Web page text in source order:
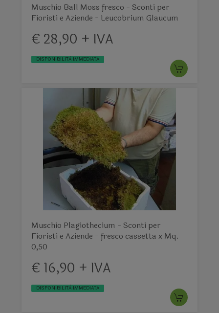
Muschio Ball Moss fresco - Sconti per
Fioristi e Aziende - Leucobrium Glaucum
€ 28,90 + IVA
DISPONIBILITÀ IMMEDIATA
Muschio Plagiothecium - Sconti per
Fioristi e Aziende - fresco cassetta x Mq.
0,50
€ 16,90 + IVA
DISPONIBILITÀ IMMEDIATA